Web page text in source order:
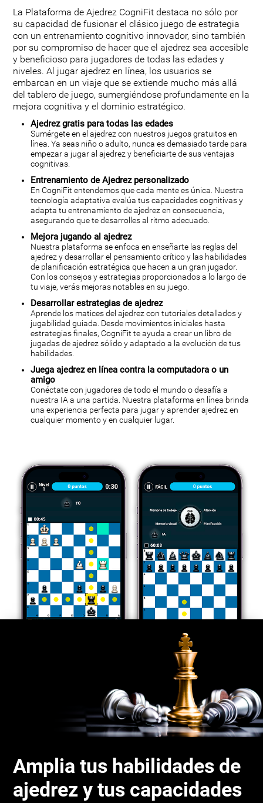
La Plataforma de Ajedrez CogniFit destaca no sólo por
su capacidad de fusionar el clásico juego de estrategia
con un entrenamiento cognitivo innovador, sino también
por su compromiso de hacer que el ajedrez sea accesible
y beneficioso para jugadores de todas las edades y
niveles. Al jugar ajedrez en línea, los usuarios se
embarcan en un viaje que se extiende mucho más allá
del tablero de juego, sumergiéndose profundamente en la
mejora cognitiva y el dominio estratégico.
Ajedrez gratis para todas las edades
Sumérgete en el ajedrez con nuestros juegos gratuitos en
línea. Ya seas niño o adulto, nunca es demasiado tarde para
empezar a jugar al ajedrez y beneficiarte de sus ventajas
cognitivas.
Entrenamiento de Ajedrez personalizado
En CogniFit entendemos que cada mente es única. Nuestra
tecnología adaptativa evalúa tus capacidades cognitivas y
adapta tu entrenamiento de ajedrez en consecuencia,
asegurando que te desarrolles al ritmo adecuado.
Mejora jugando al ajedrez
Nuestra plataforma se enfoca en enseñarte las reglas del
ajedrez y desarrollar el pensamiento crítico y las habilidades
de planificación estratégica que hacen a un gran jugador.
Con los consejos y estrategias proporcionados a lo largo de
tu viaje, verás mejoras notables en su juego.
Desarrollar estrategias de ajedrez
Aprende los matices del ajedrez con tutoriales detallados y
jugabilidad guiada. Desde movimientos iniciales hasta
estrategias finales, CogniFit te ayuda a crear un libro de
jugadas de ajedrez sólido y adaptado a la evolución de tus
habilidades.
Juega ajedrez en línea contra la computadora o un
amigo
Conéctate con jugadores de todo el mundo o desafía a
nuestra IA a una partida. Nuestra plataforma en línea brinda
una experiencia perfecta para jugar y aprender ajedrez en
cualquier momento y en cualquier lugar.
Amplia tus habilidades de
ajedrez y tus capacidades